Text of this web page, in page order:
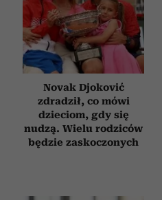
Novak Djoković
zdradził, co mówi
dzieciom, gdy się
nudzą. Wielu rodziców
będzie zaskoczonych